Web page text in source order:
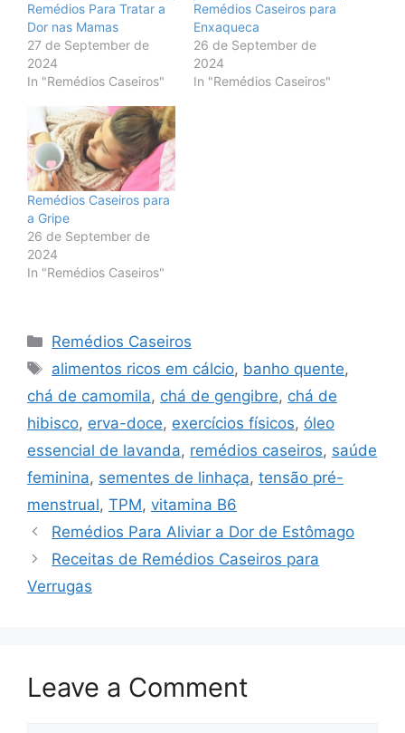
Remédios Para Tratar a
Dor nas Mamas
27 de September de
2024
In "Remédios Caseiros"
Remédios Caseiros para
Enxaqueca
26 de September de
2024
In "Remédios Caseiros"
Remédios Caseiros para
a Gripe
26 de September de
2024
In "Remédios Caseiros"
Categories
Remédios Caseiros
Tags
alimentos ricos em cálcio, banho quente,
chá de camomila, chá de gengibre, chá de
hibisco, erva-doce, exercícios físicos, óleo
essencial de lavanda, remédios caseiros, saúde
feminina, sementes de linhaça, tensão pré-
menstrual, TPM, vitamina B6
Remédios Para Aliviar a Dor de Estômago
Receitas de Remédios Caseiros para
Verrugas
Leave a Comment